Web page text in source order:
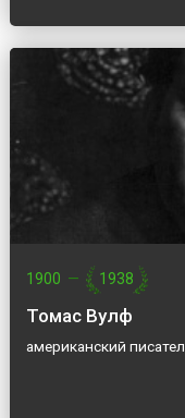
1900 — 1938
Томас Вулф
американский